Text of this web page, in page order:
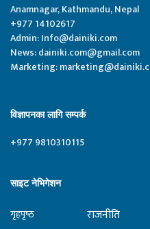
Anamnagar, Kathmandu, Nepal
+977 14102617
Admin:Info@dainiki.com
News:dainiki.com@gmail.com
Marketing:
विज्ञापनका लागि सम्पर्क
+977 9810310115
साइट नेभिगेशन
गृहपृष्‍ठ
राजनीति